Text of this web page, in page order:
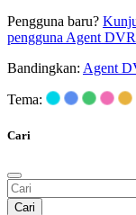
Pengguna baru?
pengguna Agent DVR
Bandingkan: Agent
Tema:
Cari
Cari